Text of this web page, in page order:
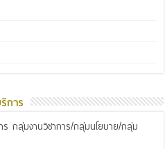
การ
กลุ่มงานวิชาการ/กลุ่มนโยบาย/กลุ่ม